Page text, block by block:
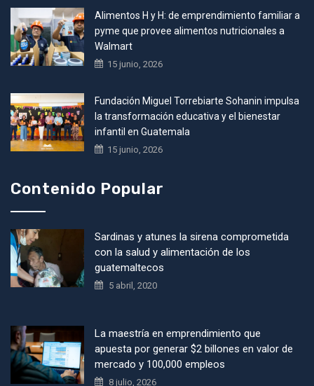
Alimentos H y H: de emprendimiento familiar a
pyme que provee alimentos nutricionales a
Walmart
15 junio, 2026
Fundación Miguel Torrebiarte Sohanin impulsa
la transformación educativa y el bienestar
infantil en Guatemala
15 junio, 2026
Contenido Popular
Sardinas y atunes la sirena comprometida
con la salud y alimentación de los
guatemaltecos
5 abril, 2020
La maestría en emprendimiento que
apuesta por generar $2 billones en valor de
mercado y 100,000 empleos
8 julio, 2026